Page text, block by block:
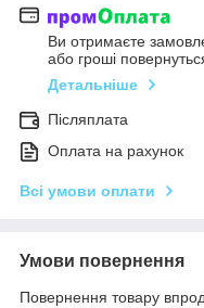
Ви отримаєте
або гроші
Детальніше
Післяплата
Оплата на рахунок
Всі умови оплати
Умови повернення
Повернення товару